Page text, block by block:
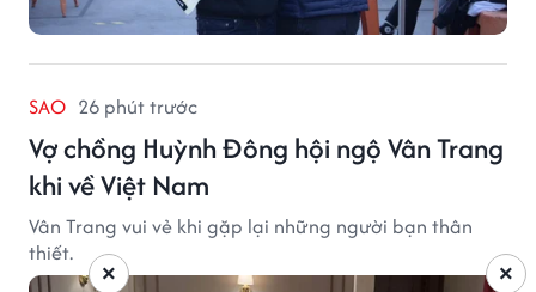
SAO 26 phút trước
Vợ chồng Huỳnh Đông hội ngộ Vân Trang
khi về Việt Nam
Vân Trang vui vẻ khi gặp lại những người bạn thân
thiết.
×
×